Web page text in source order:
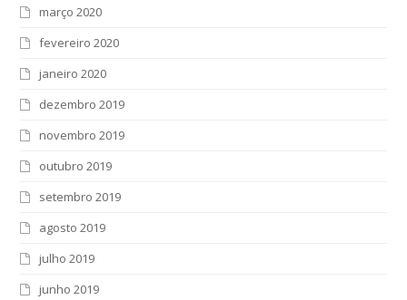
março 2020
fevereiro 2020
janeiro 2020
dezembro 2019
novembro 2019
outubro 2019
setembro 2019
agosto 2019
julho 2019
junho 2019